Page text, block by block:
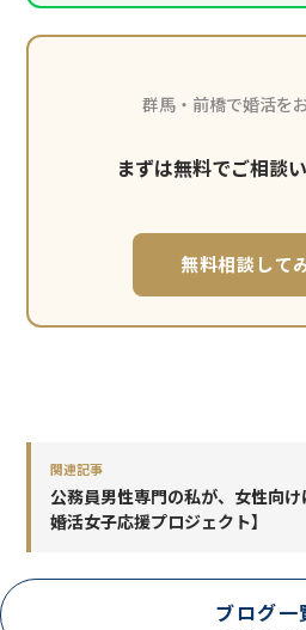
群馬・前橋で婚活を
まずは無料でご相談
無料相談して
関連記事
公務員男性専門の私が、女性向
婚活女子応援プロジェクト】
ブログ一